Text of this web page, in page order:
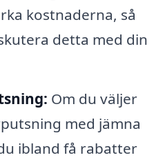
kostnaderna, så
detta med din
Om du väljer
med jämna
ibland få rabatter